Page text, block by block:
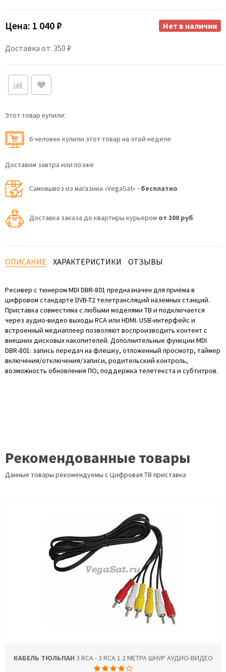
Цена: 1 040 ₽
Доставка от: 350 ₽
Нет в наличии
Этот товар купили:
6 человек купили этот товар на этой неделе
Доставим завтра или позже
Самовывоз из магазина «VegaSat» - бесплатно
Доставка заказа до квартиры курьером от 300 руб.
ОПИСАНИЕ ХАРАКТЕРИСТИКИ ОТЗЫВЫ
Ресивер с тюнером MDI DBR-801 предназначен для приёма в
цифровом стандарте DVB-T2 телетрансляций наземных станций.
Приставка совместима с любыми моделями ТВ и подключается
через аудио-видео выходы RCA или HDMI. USB-интерфейс и
встроенный медиаплеер позволяют воспроизводить контент с
внешних дисковых накопителей. Дополнительные функции MDI
DBR-801: запись передач на флешку, отложенный просмотр, таймер
включения/отключения/записи, родительский контроль,
возможность обновления ПО, поддержка телетекста и субтитров.
Рекомендованные товары
Данные товары рекомендуемы с Цифровая ТВ приставка
КАБЕЛЬ ТЮЛЬПАН 3 RCA - 3 RCA 1.2 МЕТРА ШНУР АУДИО-ВИДЕО